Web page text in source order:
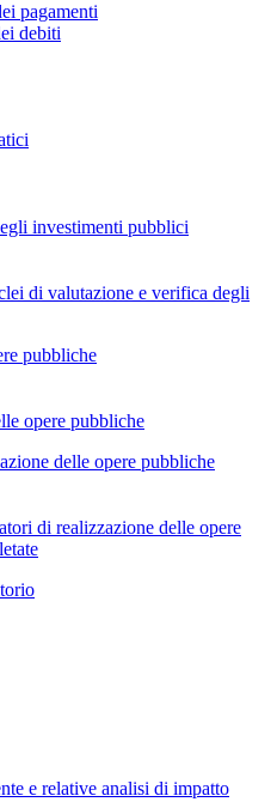
pagamenti
debiti
investimenti pubblici
di valutazione e verifica degli
pubbliche
opere pubbliche
delle opere pubbliche
di realizzazione delle opere
e relative analisi di impatto